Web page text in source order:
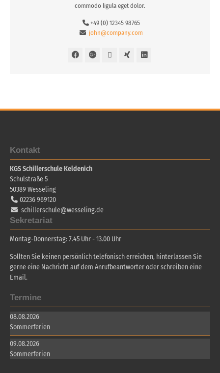
commodo ligula eget dolor.
+49 (0) 12345 98765
john@company.com
Kontakt
KGS Schillerschule Keldenich
Schulstraße 5
50389 Wesseling
02236 969120
schillerschule@wesseling.de
Sekretariat
Montag-Donnerstag: 7.45 Uhr - 13.00 Uhr
Sollten Sie keinen persönlich telefonisch erreichen, hinterlassen Sie
gerne eine Nachricht auf dem Anrufbeantworter oder schreiben eine
Email.
Termine
08.08.2026
Sommerferien
09.08.2026
Sommerferien